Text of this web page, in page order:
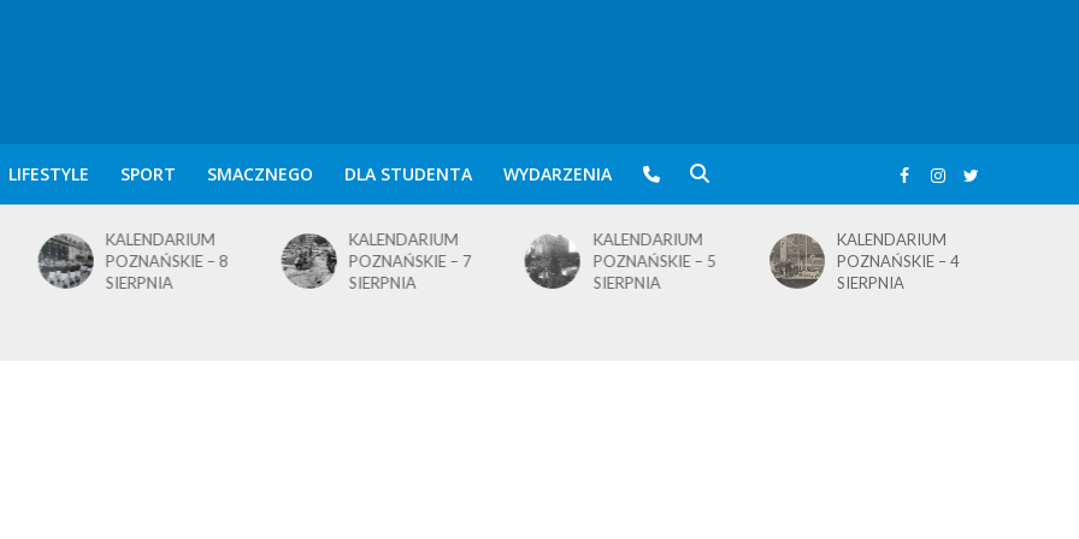
LIFESTYLE SPORT SMACZNEGO DLA STUDENTA WYDARZENIA
KALENDARIUM
POZNAŃSKIE – 8
SIERPNIA
KALENDARIUM
POZNAŃSKIE – 7
SIERPNIA
KALENDARIUM
POZNAŃSKIE – 5
SIERPNIA
KALENDARIUM
POZNAŃSKIE – 4
SIERPNIA